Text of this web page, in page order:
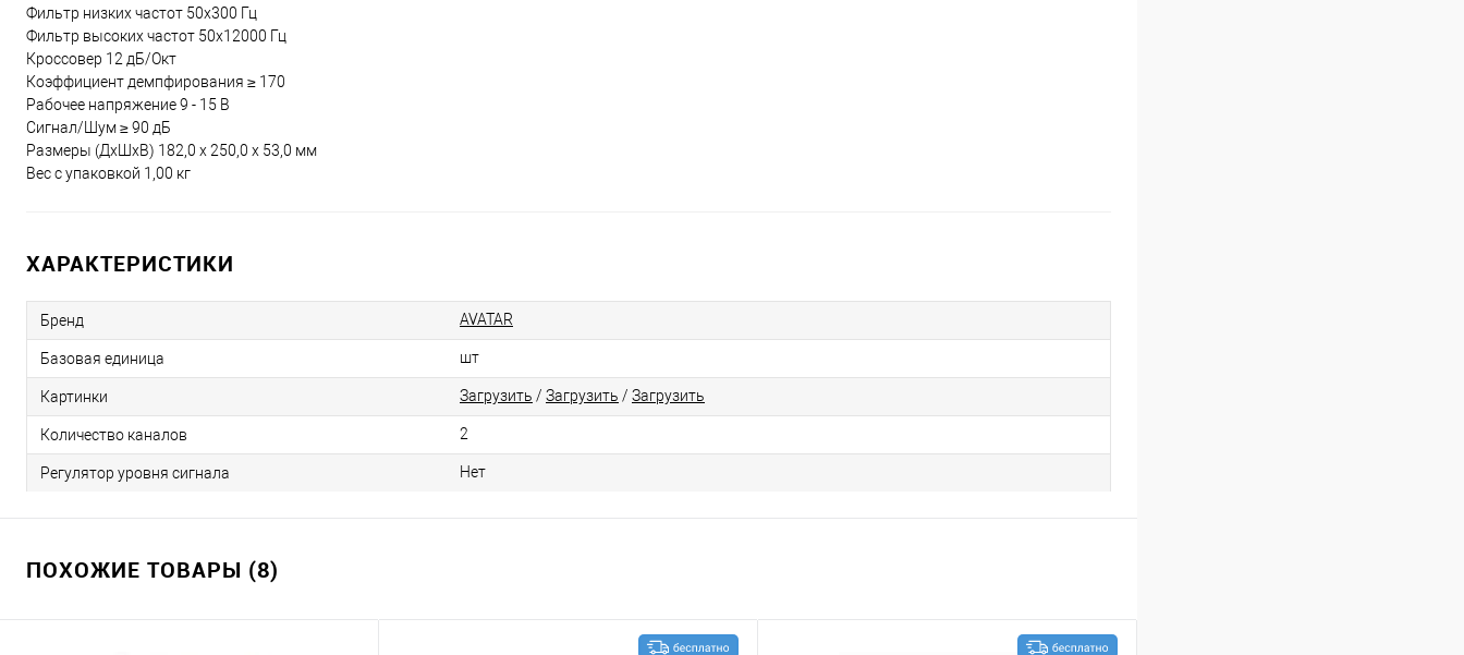
Фильтр низких частот 50х300 Гц
Фильтр высоких частот 50х12000 Гц
Кроссовер 12 дБ/Окт
Коэффициент демпфирования ≥ 170
Рабочее напряжение 9 - 15 В
Сигнал/Шум ≥ 90 дБ
Размеры (ДxШxВ) 182,0 x 250,0 x 53,0 мм
Вес с упаковкой 1,00 кг
ХАРАКТЕРИСТИКИ
Бренд AVATAR
Базовая единица шт
Картинки Загрузить / Загрузить / Загрузить
Количество каналов 2
Регулятор уровня сигнала Нет
ПОХОЖИЕ ТОВАРЫ (8)